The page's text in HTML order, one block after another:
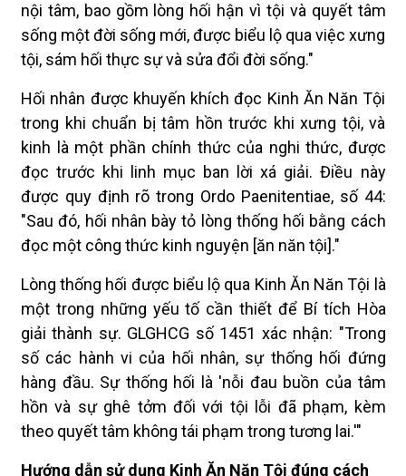
nội tâm, bao gồm lòng hối hận vì tội và quyết tâm
sống một đời sống mới, được biểu lộ qua việc xưng
tội, sám hối thực sự và sửa đổi đời sống."
Hối nhân được khuyến khích đọc Kinh Ăn Năn Tội
trong khi chuẩn bị tâm hồn trước khi xưng tội, và
kinh là một phần chính thức của nghi thức, được
đọc trước khi linh mục ban lời xá giải. Điều này
được quy định rõ trong Ordo Paenitentiae, số 44:
"Sau đó, hối nhân bày tỏ lòng thống hối bằng cách
đọc một công thức kinh nguyện [ăn năn tội]."
Lòng thống hối được biểu lộ qua Kinh Ăn Năn Tội là
một trong những yếu tố cần thiết để Bí tích Hòa
giải thành sự. GLGHCG số 1451 xác nhận: "Trong
số các hành vi của hối nhân, sự thống hối đứng
hàng đầu. Sự thống hối là 'nỗi đau buồn của tâm
hồn và sự ghê tởm đối với tội lỗi đã phạm, kèm
theo quyết tâm không tái phạm trong tương lai.'"
Hướng dẫn sử dụng Kinh Ăn Năn Tội đúng cách